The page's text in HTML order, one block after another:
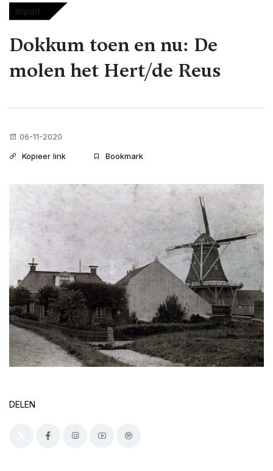
Import
Dokkum toen en nu: De
molen het Hert/de Reus
06-11-2020
Kopieer link
Bookmark
DELEN